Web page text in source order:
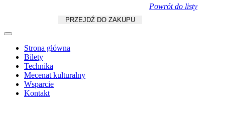
PRZEJDŹ DO ZAKUPU
Strona główna
Bilety
Technika
Mecenat kulturalny
Wsparcie
Kontakt
Powrót do listy